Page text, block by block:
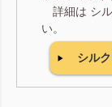
詳細は シル
い。
シル